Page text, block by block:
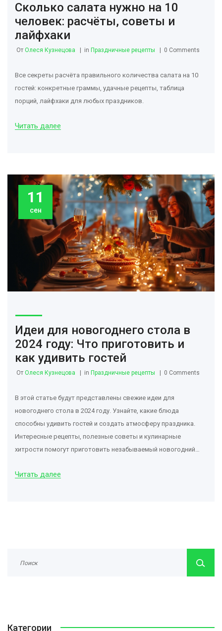
Сколько салата нужно на 10
человек: расчёты, советы и
лайфхаки
От Олеся Кузнецова in Праздничные рецепты 0 Comments
Все секреты расчёта правильного количества салата на 10
гостей: конкретные граммы, удачные рецепты, таблица
порций, лайфхаки для любых праздников.
Читать далее
11
сен
Идеи для новогоднего стола в
2024 году: Что приготовить и
как удивить гостей
От Олеся Кузнецова in Праздничные рецепты 0 Comments
В этой статье будут представлены свежие идеи для
новогоднего стола в 2024 году. Узнайте, какие блюда
способны удивить гостей и создать атмосферу праздника.
Интересные рецепты, полезные советы и кулинарные
хитрости помогут приготовить незабываемый новогодний
Читать далее
Категории